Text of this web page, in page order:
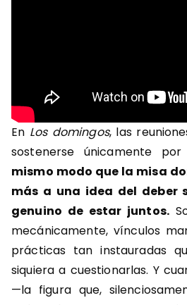
En Los domingos, las
sostenerse únicamente
mismo modo que la misa
más a una idea del deber
genuino de estar juntos.
mecánicamente, vínculos
prácticas tan instauradas
siquiera a cuestionarlas. Y
—la figura que,